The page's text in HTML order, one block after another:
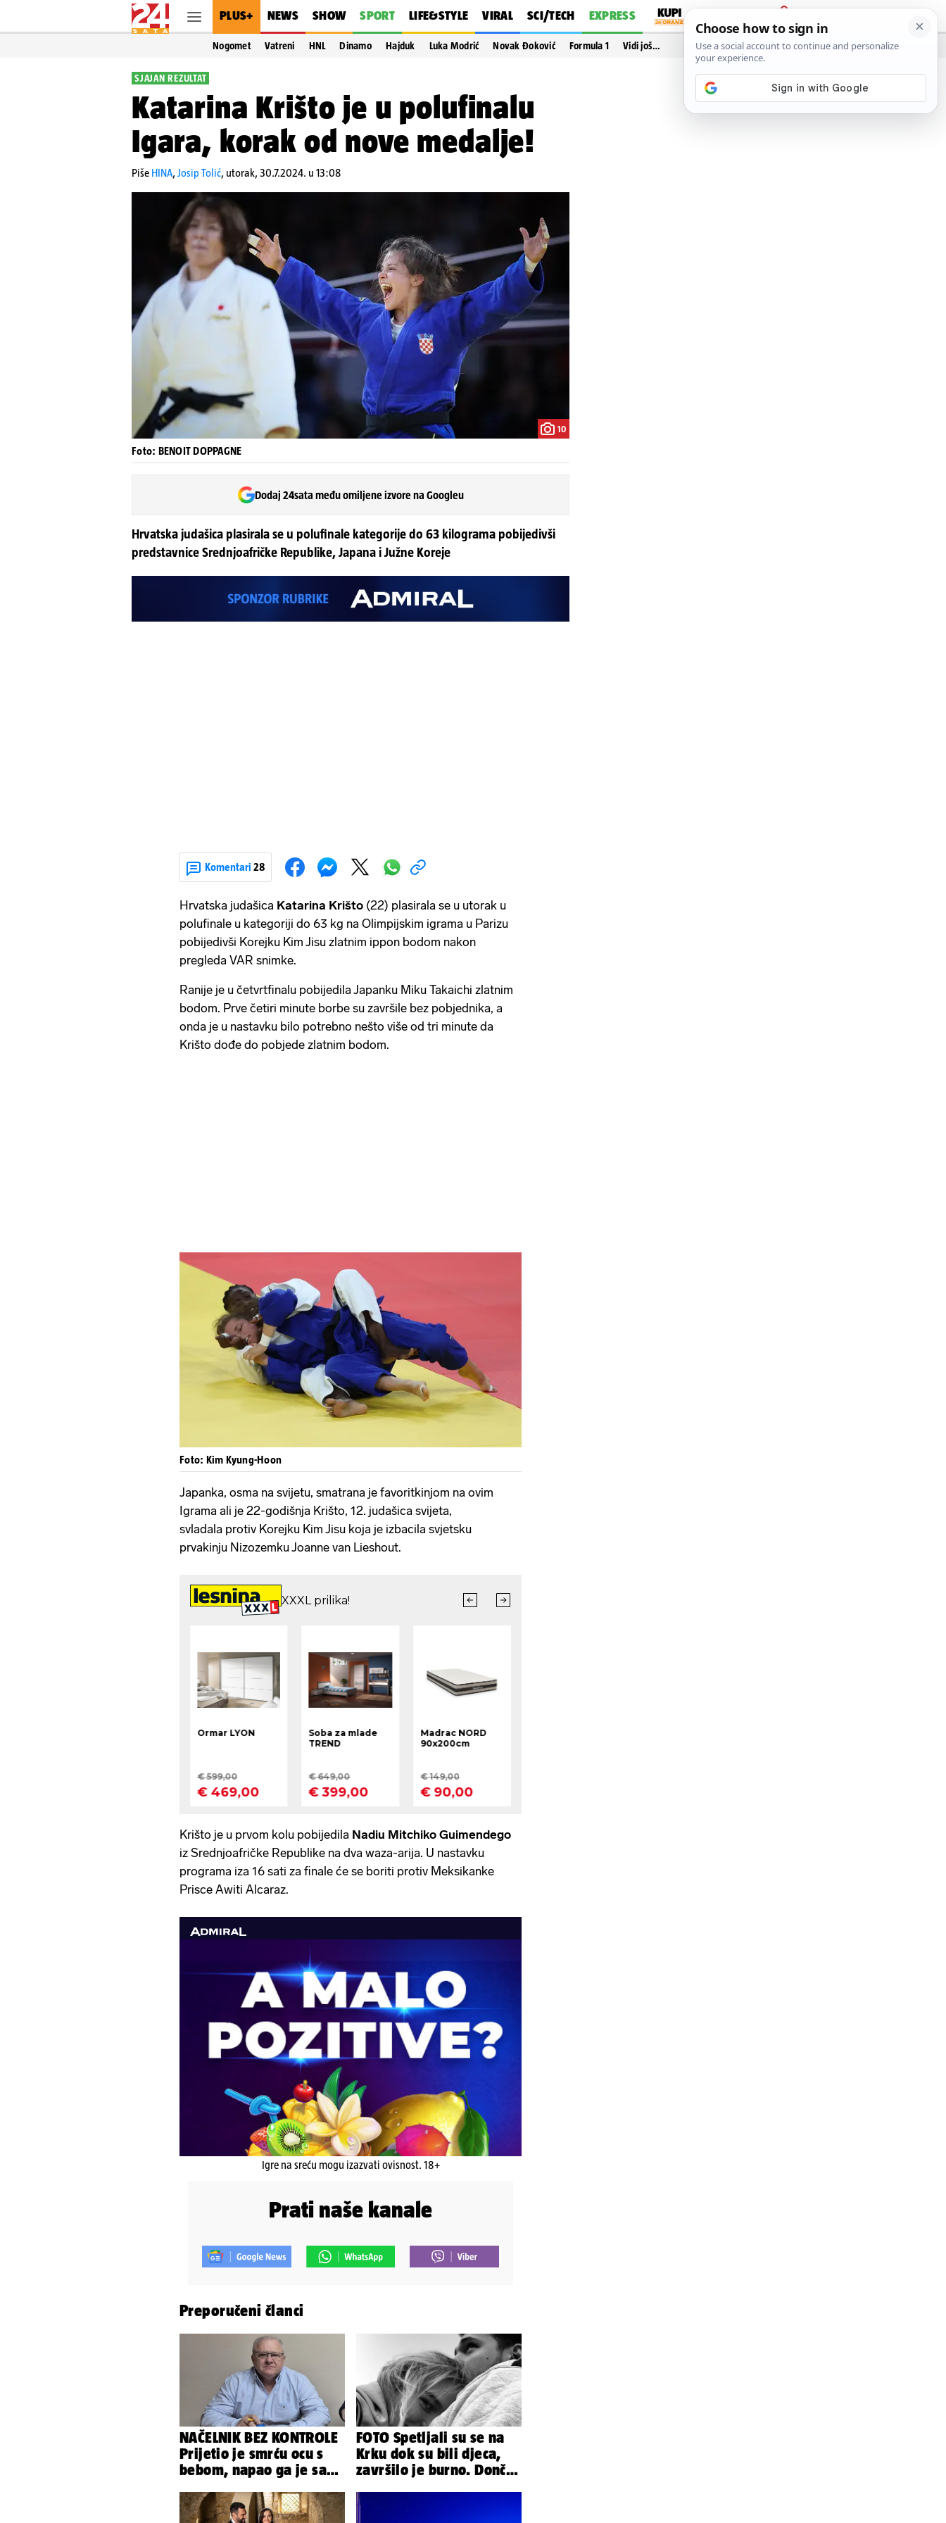
PLUS+ NEWS SHOW SPORT LIFE&STYLE VIRAL SCI/TECH EXPRESS
PRIJAVA
Nogomet Vatreni HNL Dinamo Hajduk Luka Modrić Novak Đoković Formula 1 Vidi još…
SJAJAN REZULTAT
Katarina Krišto je u polufinalu
Igara, korak od nove medalje!
Piše HINA,Josip Tolić, utorak, 30.7.2024. u 13:08
10
Foto: BENOIT DOPPAGNE
Dodaj 24sata među omiljene izvore na Googleu
Hrvatska judašica plasirala se u polufinale kategorije do 63 kilograma pobijedivši
predstavnice Srednjoafričke Republike, Japana i Južne Koreje
Komentari 28
Hrvatska judašica Katarina Krišto (22) plasirala se u utorak u
polufinale u kategoriji do 63 kg na Olimpijskim igrama u Parizu
pobijedivši Korejku Kim Jisu zlatnim ippon bodom nakon
pregleda VAR snimke.
Ranije je u četvrtfinalu pobijedila Japanku Miku Takaichi zlatnim
bodom. Prve četiri minute borbe su završile bez pobjednika, a
onda je u nastavku bilo potrebno nešto više od tri minute da
Krišto dođe do pobjede zlatnim bodom.
Foto: Kim Kyung-Hoon
Japanka, osma na svijetu, smatrana je favoritkinjom na ovim
Igrama ali je 22-godišnja Krišto, 12. judašica svijeta,
svladala protiv Korejku Kim Jisu koja je izbacila svjetsku
prvakinju Nizozemku Joanne van Lieshout.
Krišto je u prvom kolu pobijedila Nadiu Mitchiko Guimendego
iz Srednjoafričke Republike na dva waza-arija. U nastavku
programa iza 16 sati za finale će se boriti protiv Meksikanke
Prisce Awiti Alcaraz.
Igre na sreću mogu izazvati ovisnost. 18+
Prati naše kanale
Preporučeni članci
NAČELNIK BEZ KONTROLE
Prijetio je smrću ocu s
bebom, napao ga je sa
FOTO Spetljali su se na
Krku dok su bili djeca,
završilo je burno. Dončić